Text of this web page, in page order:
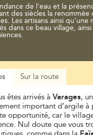
de l'eau et la
des siècles la renommée
Les artisans ainsi
dans ce beau village,
Sur la route
êtes arrivés à Varages,
important d’argile
opportunité, car le
Nul doute que vous